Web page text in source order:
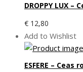
DROPPY LUX
€ 12,80
Add to Wishlist
ESFERE –